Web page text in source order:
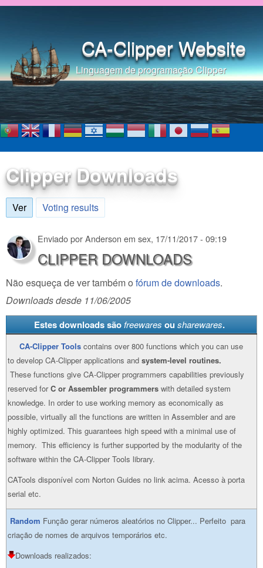
Pular para o conteúdo
CA-Clipper Website
Linguagem de programação Clipper
Clipper Downloads
Ver(aba ativa)
Voting results
Enviado porAnderson em sex, 17/11/2017 - 09:19
CLIPPER DOWNLOADS
Não esqueça de ver também o fórum de downloads.
Downloads desde 11/06/2005
Estes downloads são freewares ou sharewares.
CA-Clipper Tools contains over 800 functions which you can use
to develop CA-Clipper applications and system-level routines.
These functions give CA-Clipper programmers capabilities previously
reserved forC or Assembler programmers with detailed system
knowledge. In order to use working memory as economically as
possible, virtually all the functions are written in Assembler and are
highly optimized. This guarantees high speed with a minimal use of
memory. This efficiency is further supported by the modularity of the
software within the CA-Clipper Tools library.
CATools disponível com Norton Guides no link acima. Acesso à porta
serial etc.
Random Função gerar números aleatórios no Clipper... Perfeito para
criação de nomes de arquivos temporários etc.
Downloads realizados: